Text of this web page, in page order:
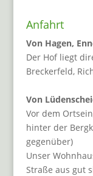
Anfahrt
Von Hagen,
Der Hof liegt
Breckerfeld,
Von
Vor dem
hinter der
gegenüber)
Unser
Straße aus gut